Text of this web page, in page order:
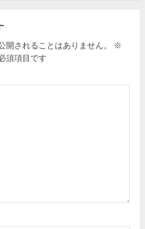
開されることはありません。
※
須項目です